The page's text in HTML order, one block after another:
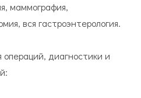
маммография,
вся гастроэнтерология.
диагностики и